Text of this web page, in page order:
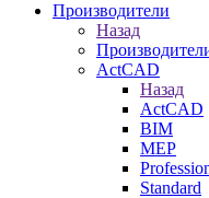
Производители
Назад
ActCAD
Назад
ActCAD
BIM
MEP
Standard